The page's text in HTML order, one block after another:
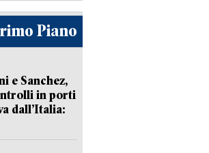
Piano
e Sanchez,
in porti
dall’Italia: